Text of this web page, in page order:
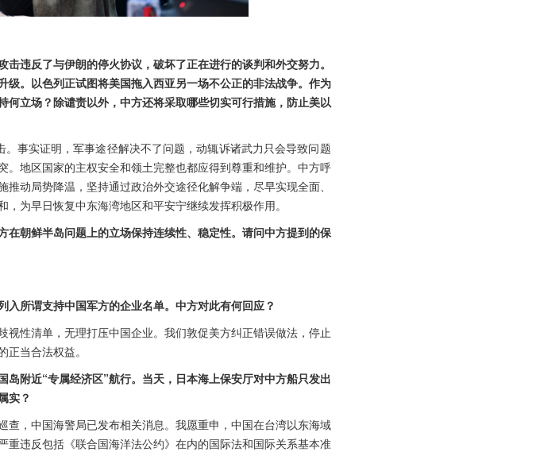
违反了与伊朗的停火协议，破坏了正在进行的谈判和外交努力。
。以色列正试图将美国拖入西亚另一场不公正的非法战争。作为
立场？除谴责以外，中方还将采取哪些切实可行措施，防止美以
事实证明，军事途径解决不了问题，动辄诉诸武力只会导致问题
地区国家的主权安全和领土完整也都应得到尊重和维护。中方呼
动局势降温，坚持通过政治外交途径化解争端，尽早实现全面、
为早日恢复中东海湾地区和平安宁继续发挥积极作用。
朝鲜半岛问题上的立场保持连续性、稳定性。请问中方提到的保
所谓支持中国军方的企业名单。中方对此有何回应？
性清单，无理打压中国企业。我们敦促美方纠正错误做法，停止
当合法权益。
附近“专属经济区”航行。当天，日本海上保安厅对中方船只发出
实？
，中国海警局已发布相关消息。我愿重申，中国在台湾以东海域
违反包括《联合国海洋法公约》在内的国际法和国际关系基本准